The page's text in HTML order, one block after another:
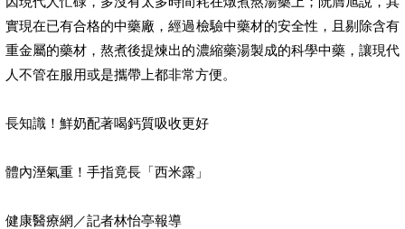
實現在已有合格的中藥廠，經過檢驗中藥材的安全性，且剔除含有
重金屬的藥材，熬煮後提煉出的濃縮藥湯製成的科學中藥，讓現代
人不管在服用或是攜帶上都非常方便。
長知識！鮮奶配著喝鈣質吸收更好
體內溼氣重！手指竟長「西米露」
健康醫療網／記者林怡亭報導